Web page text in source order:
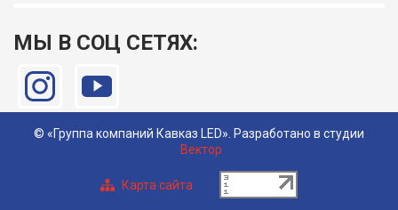
МЫ В СОЦ СЕТЯХ:
© «Группа компаний Кавказ LED». Разработано в студии
Вектор
Карта сайта